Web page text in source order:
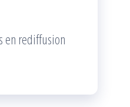
en rediffusion